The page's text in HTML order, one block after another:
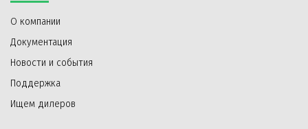
О компании
Документация
Новости и события
Поддержка
Ищем дилеров